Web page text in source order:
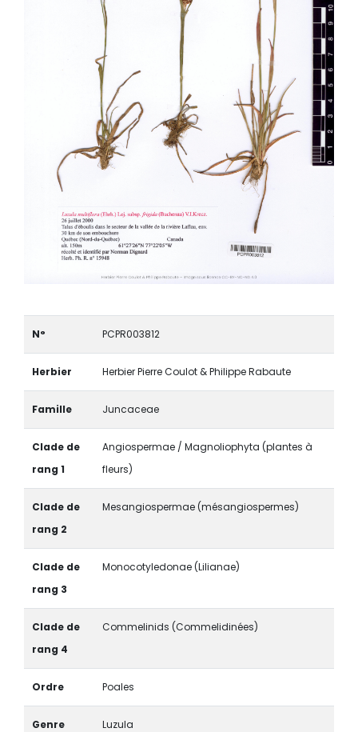
N° PCPR003812
Herbier Herbier Pierre Coulot & Philippe Rabaute
Famille Juncaceae
Clade de
rang 1
Angiospermae / Magnoliophyta (plantes à
fleurs)
Clade de
rang 2
Mesangiospermae (mésangiospermes)
Clade de
rang 3
Monocotyledonae (Lilianae)
Clade de
rang 4
Commelinids (Commelidinées)
Ordre Poales
Genre Luzula